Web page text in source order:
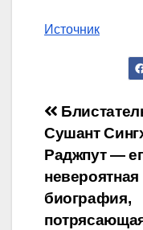
Источник
по
записям
Сушант
Раджпут —
невероятная
биография,